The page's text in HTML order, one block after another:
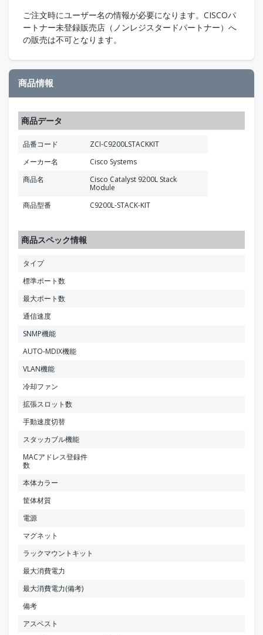
ご注文時にユーザー名の情報が必要になります。CISCOパ
ートナー未登録販売店（ノンレジスタードパートナー）へ
の販売は不可となります。
商品情報
商品データ
品番コード
ZCI-C9200LSTACKKIT
メーカー名
Cisco Systems
商品名
Cisco Catalyst 9200L Stack
Module
商品型番
C9200L-STACK-KIT
商品スペック情報
タイプ
標準ポート数
最大ポート数
通信速度
SNMP機能
AUTO-MDIX機能
VLAN機能
冷却ファン
拡張スロット数
手動速度切替
スタッカブル機能
MACアドレス登録件
数
本体カラー
筐体材質
電源
マグネット
ラックマウントキット
最大消費電力
最大消費電力(備考)
備考
アスベスト